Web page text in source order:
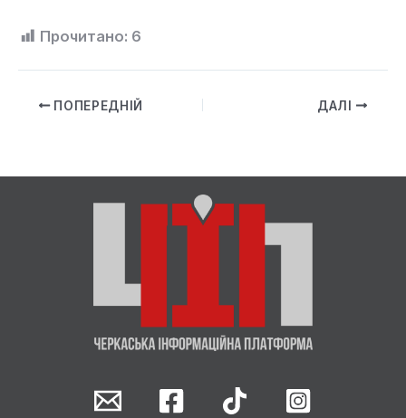
Прочитано: 6
ПОПЕРЕДНІЙ ДАЛІ